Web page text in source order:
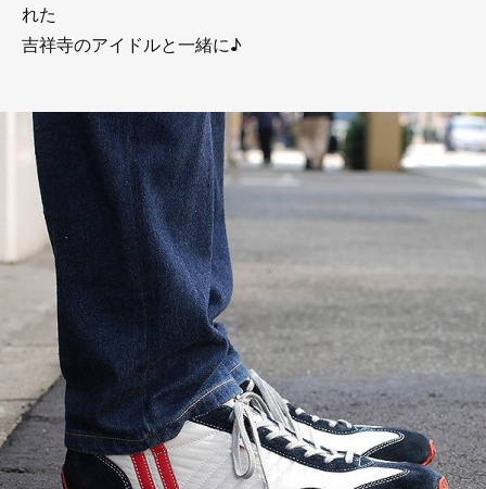
れた
吉祥寺のアイドルと一緒に♪